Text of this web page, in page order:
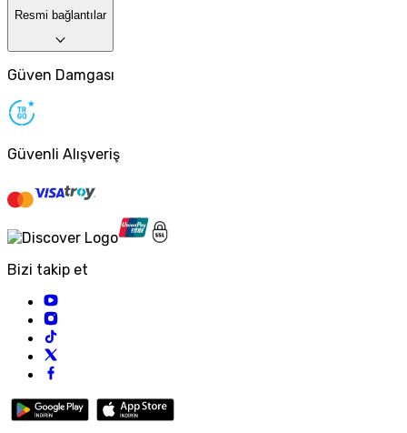
Resmi bağlantılar
Güven Damgası
Güvenli Alışveriş
Bizi takip et